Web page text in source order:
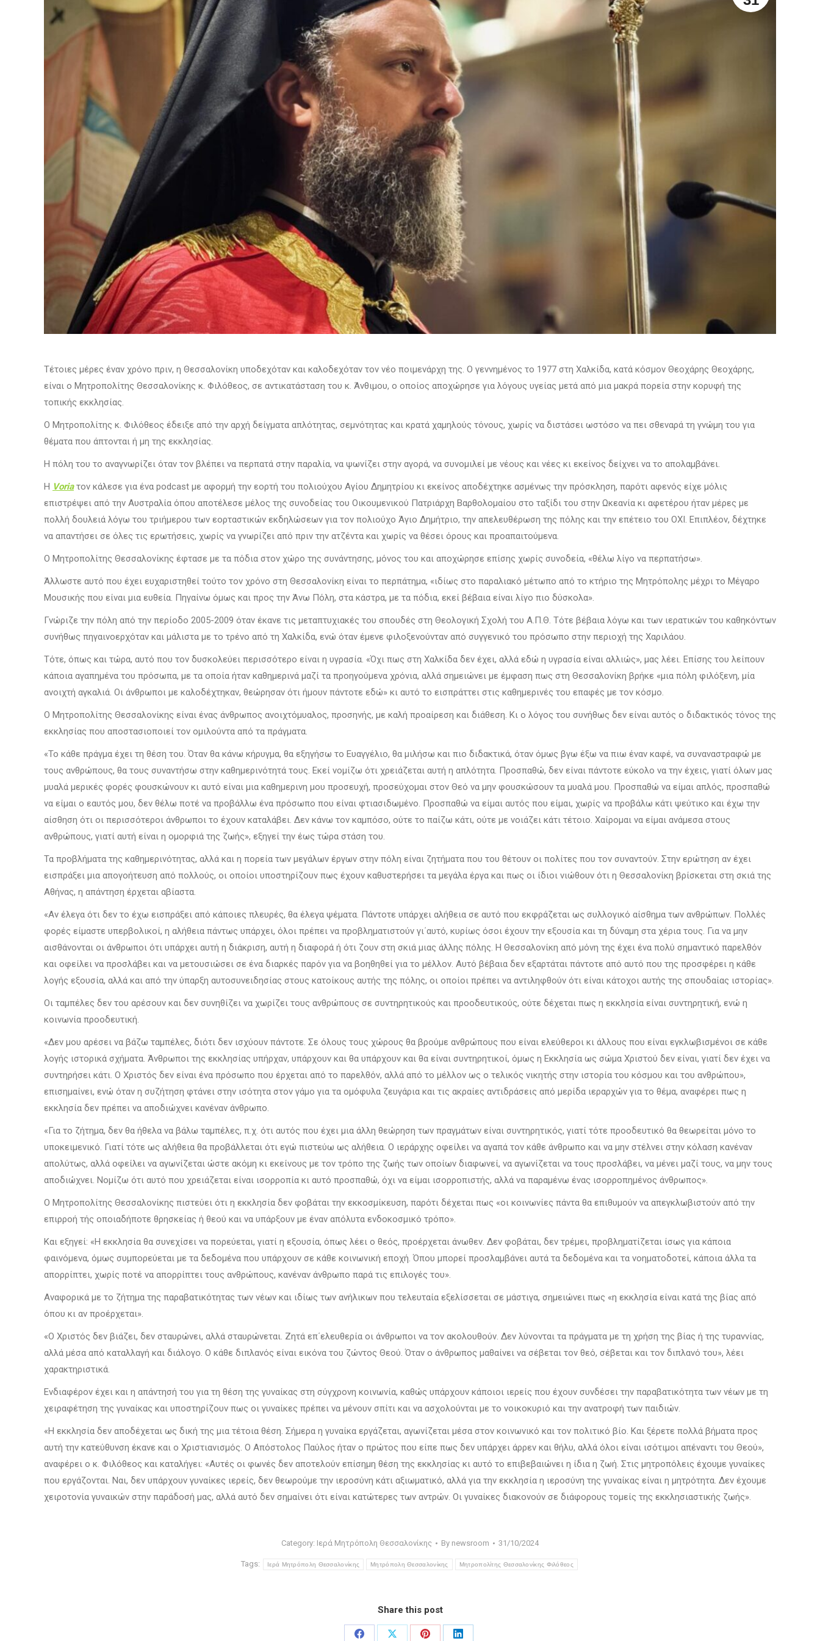
Τέτοιες μέρες έναν χρόνο πριν, η Θεσσαλονίκη υποδεχόταν και καλοδεχόταν τον νέο ποιμενάρχη της. Ο γεννημένος το 1977 στη Χαλκίδα, κατά κόσμον Θεοχάρης Θεοχάρης,
είναι ο Μητροπολίτης Θεσσαλονίκης κ. Φιλόθεος, σε αντικατάσταση του κ. Άνθιμου, ο οποίος αποχώρησε για λόγους υγείας μετά από μια μακρά πορεία στην κορυφή της
τοπικής εκκλησίας.
Ο Μητροπολίτης κ. Φιλόθεος έδειξε από την αρχή δείγματα απλότητας, σεμνότητας και κρατά χαμηλούς τόνους, χωρίς να διστάσει ωστόσο να πει σθεναρά τη γνώμη του για
θέματα που άπτονται ή μη της εκκλησίας.
Η πόλη του το αναγνωρίζει όταν τον βλέπει να περπατά στην παραλία, να ψωνίζει στην αγορά, να συνομιλεί με νέους και νέες κι εκείνος δείχνει να το απολαμβάνει.
Η Voriaτον κάλεσε για ένα podcast με αφορμή την εορτή του πολιούχου Αγίου Δημητρίου κι εκείνος αποδέχτηκε ασμένως την πρόσκληση, παρότι αφενός είχε μόλις
επιστρέψει από την Αυστραλία όπου αποτέλεσε μέλος της συνοδείας του Οικουμενικού Πατριάρχη Βαρθολομαίου στο ταξίδι του στην Ωκεανία κι αφετέρου ήταν μέρες με
πολλή δουλειά λόγω του τριήμερου των εορταστικών εκδηλώσεων για τον πολιούχο Άγιο Δημήτριο, την απελευθέρωση της πόλης και την επέτειο του ΟΧΙ. Επιπλέον, δέχτηκε
να απαντήσει σε όλες τις ερωτήσεις, χωρίς να γνωρίζει από πριν την ατζέντα και χωρίς να θέσει όρους και προαπαιτούμενα.
Ο Μητροπολίτης Θεσσαλονίκης έφτασε με τα πόδια στον χώρο της συνάντησης, μόνος του και αποχώρησε επίσης χωρίς συνοδεία, «θέλω λίγο να περπατήσω».
Άλλωστε αυτό που έχει ευχαριστηθεί τούτο τον χρόνο στη Θεσσαλονίκη είναι το περπάτημα, «ιδίως στο παραλιακό μέτωπο από το κτήριο της Μητρόπολης μέχρι το Μέγαρο
Μουσικής που είναι μια ευθεία. Πηγαίνω όμως και προς την Άνω Πόλη, στα κάστρα, με τα πόδια, εκεί βέβαια είναι λίγο πιο δύσκολα».
Γνώριζε την πόλη από την περίοδο 2005-2009 όταν έκανε τις μεταπτυχιακές του σπουδές στη Θεολογική Σχολή του Α.Π.Θ. Τότε βέβαια λόγω και των ιερατικών του καθηκόντων
συνήθως πηγαινοερχόταν και μάλιστα με το τρένο από τη Χαλκίδα, ενώ όταν έμενε φιλοξενούνταν από συγγενικό του πρόσωπο στην περιοχή της Χαριλάου.
Τότε, όπως και τώρα, αυτό που τον δυσκολεύει περισσότερο είναι η υγρασία. «Όχι πως στη Χαλκίδα δεν έχει, αλλά εδώ η υγρασία είναι αλλιώς», μας λέει. Επίσης του λείπουν
κάποια αγαπημένα του πρόσωπα, με τα οποία ήταν καθημερινά μαζί τα προηγούμενα χρόνια, αλλά σημειώνει με έμφαση πως στη Θεσσαλονίκη βρήκε «μια πόλη φιλόξενη, μία
ανοιχτή αγκαλιά. Οι άνθρωποι με καλοδέχτηκαν, θεώρησαν ότι ήμουν πάντοτε εδώ» κι αυτό το εισπράττει στις καθημερινές του επαφές με τον κόσμο.
Ο Μητροπολίτης Θεσσαλονίκης είναι ένας άνθρωπος ανοιχτόμυαλος, προσηνής, με καλή προαίρεση και διάθεση. Κι ο λόγος του συνήθως δεν είναι αυτός ο διδακτικός τόνος της
εκκλησίας που αποστασιοποιεί τον ομιλούντα από τα πράγματα.
«Το κάθε πράγμα έχει τη θέση του. Όταν θα κάνω κήρυγμα, θα εξηγήσω το Ευαγγέλιο, θα μιλήσω και πιο διδακτικά, όταν όμως βγω έξω να πιω έναν καφέ, να συναναστραφώ με
τους ανθρώπους, θα τους συναντήσω στην καθημερινότητά τους. Εκεί νομίζω ότι χρειάζεται αυτή η απλότητα. Προσπαθώ, δεν είναι πάντοτε εύκολο να την έχεις, γιατί όλων μας
μυαλά μερικές φορές φουσκώνουν κι αυτό είναι μια καθημερινη μου προσευχή, προσεύχομαι στον Θεό να μην φουσκώσουν τα μυαλά μου. Προσπαθώ να είμαι απλός, προσπαθώ
να είμαι ο εαυτός μου, δεν θέλω ποτέ να προβάλλω ένα πρόσωπο που είναι φτιασιδωμένο. Προσπαθώ να είμαι αυτός που είμαι, χωρίς να προβάλω κάτι ψεύτικο και έχω την
αίσθηση ότι οι περισσότεροι άνθρωποι το έχουν καταλάβει. Δεν κάνω τον καμπόσο, ούτε το παίζω κάτι, ούτε με νοιάζει κάτι τέτοιο. Χαίρομαι να είμαι ανάμεσα στους
ανθρώπους, γιατί αυτή είναι η ομορφιά της ζωής», εξηγεί την έως τώρα στάση του.
Τα προβλήματα της καθημερινότητας, αλλά και η πορεία των μεγάλων έργων στην πόλη είναι ζητήματα που του θέτουν οι πολίτες που τον συναντούν. Στην ερώτηση αν έχει
εισπράξει μια απογοήτευση από πολλούς, οι οποίοι υποστηρίζουν πως έχουν καθυστερήσει τα μεγάλα έργα και πως οι ίδιοι νιώθουν ότι η Θεσσαλονίκη βρίσκεται στη σκιά της
Αθήνας, η απάντηση έρχεται αβίαστα.
«Αν έλεγα ότι δεν το έχω εισπράξει από κάποιες πλευρές, θα έλεγα ψέματα. Πάντοτε υπάρχει αλήθεια σε αυτό που εκφράζεται ως συλλογικό αίσθημα των ανθρώπων. Πολλές
φορές είμαστε υπερβολικοί, η αλήθεια πάντως υπάρχει, όλοι πρέπει να προβληματιστούν γι΄αυτό, κυρίως όσοι έχουν την εξουσία και τη δύναμη στα χέρια τους. Για να μην
αισθάνονται οι άνθρωποι ότι υπάρχει αυτή η διάκριση, αυτή η διαφορά ή ότι ζουν στη σκιά μιας άλλης πόλης. Η Θεσσαλονίκη από μόνη της έχει ένα πολύ σημαντικό παρελθόν
και οφείλει να προσλάβει και να μετουσιώσει σε ένα διαρκές παρόν για να βοηθηθεί για το μέλλον. Αυτό βέβαια δεν εξαρτάται πάντοτε από αυτό που της προσφέρει η κάθε
λογής εξουσία, αλλά και από την ύπαρξη αυτοσυνειδησίας στους κατοίκους αυτής της πόλης, οι οποίοι πρέπει να αντιληφθούν ότι είναι κάτοχοι αυτής της σπουδαίας ιστορίας».
Οι ταμπέλες δεν του αρέσουν και δεν συνηθίζει να χωρίζει τους ανθρώπους σε συντηρητικούς και προοδευτικούς, ούτε δέχεται πως η εκκλησία είναι συντηρητική, ενώ η
κοινωνία προοδευτική.
«Δεν μου αρέσει να βάζω ταμπέλες, διότι δεν ισχύουν πάντοτε. Σε όλους τους χώρους θα βρούμε ανθρώπους που είναι ελεύθεροι κι άλλους που είναι εγκλωβισμένοι σε κάθε
λογής ιστορικά σχήματα. Άνθρωποι της εκκλησίας υπήρχαν, υπάρχουν και θα υπάρχουν και θα είναι συντηρητικοί, όμως η Εκκλησία ως σώμα Χριστού δεν είναι, γιατί δεν έχει να
συντηρήσει κάτι. Ο Χριστός δεν είναι ένα πρόσωπο που έρχεται από το παρελθόν, αλλά από το μέλλον ως ο τελικός νικητής στην ιστορία του κόσμου και του ανθρώπου»,
επισημαίνει, ενώ όταν η συζήτηση φτάνει στην ισότητα στον γάμο για τα ομόφυλα ζευγάρια και τις ακραίες αντιδράσεις από μερίδα ιεραρχών για το θέμα, αναφέρει πως η
εκκλησία δεν πρέπει να αποδιώχνει κανέναν άνθρωπο.
«Για το ζήτημα, δεν θα ήθελα να βάλω ταμπέλες, π.χ. ότι αυτός που έχει μια άλλη θεώρηση των πραγμάτων είναι συντηρητικός, γιατί τότε προοδευτικό θα θεωρείται μόνο το
υποκειμενικό. Γιατί τότε ως αλήθεια θα προβάλλεται ότι εγώ πιστεύω ως αλήθεια. Ο ιεράρχης οφείλει να αγαπά τον κάθε άνθρωπο και να μην στέλνει στην κόλαση κανέναν
απολύτως, αλλά οφείλει να αγωνίζεται ώστε ακόμη κι εκείνους με τον τρόπο της ζωής των οποίων διαφωνεί, να αγωνίζεται να τους προσλάβει, να μένει μαζί τους, να μην τους
αποδιώχνει. Νομίζω ότι αυτό που χρειάζεται είναι ισορροπία κι αυτό προσπαθώ, όχι να είμαι ισορροπιστής, αλλά να παραμένω ένας ισορροπημένος άνθρωπος».
Ο Μητροπολίτης Θεσσαλονίκης πιστεύει ότι η εκκλησία δεν φοβάται την εκκοσμίκευση, παρότι δέχεται πως «οι κοινωνίες πάντα θα επιθυμούν να απεγκλωβιστούν από την
επιρροή τής οποιαδήποτε θρησκείας ή θεού και να υπάρξουν με έναν απόλυτα ενδοκοσμικό τρόπο».
Και εξηγεί: «Η εκκλησία θα συνεχίσει να πορεύεται, γιατί η εξουσία, όπως λέει ο θεός, προέρχεται άνωθεν. Δεν φοβάται, δεν τρέμει, προβληματίζεται ίσως για κάποια
φαινόμενα, όμως συμπορεύεται με τα δεδομένα που υπάρχουν σε κάθε κοινωνική εποχή. Όπου μπορεί προσλαμβάνει αυτά τα δεδομένα και τα νοηματοδοτεί, κάποια άλλα τα
απορρίπτει, χωρίς ποτέ να απορρίπτει τους ανθρώπους, κανέναν άνθρωπο παρά τις επιλογές του».
Αναφορικά με το ζήτημα της παραβατικότητας των νέων και ιδίως των ανήλικων που τελευταία εξελίσσεται σε μάστιγα, σημειώνει πως «η εκκλησία είναι κατά της βίας από
όπου κι αν προέρχεται».
«Ο Χριστός δεν βιάζει, δεν σταυρώνει, αλλά σταυρώνεται. Ζητά επ΄ελευθερία οι άνθρωποι να τον ακολουθούν. Δεν λύνονται τα πράγματα με τη χρήση της βίας ή της τυραννίας,
αλλά μέσα από καταλλαγή και διάλογο. Ο κάθε διπλανός είναι εικόνα του ζώντος Θεού. Όταν ο άνθρωπος μαθαίνει να σέβεται τον θεό, σέβεται και τον διπλανό του», λέει
χαρακτηριστικά.
Ενδιαφέρον έχει και η απάντησή του για τη θέση της γυναίκας στη σύγχρονη κοινωνία, καθώς υπάρχουν κάποιοι ιερείς που έχουν συνδέσει την παραβατικότητα των νέων με τη
χειραφέτηση της γυναίκας και υποστηρίζουν πως οι γυναίκες πρέπει να μένουν σπίτι και να ασχολούνται με το νοικοκυριό και την ανατροφή των παιδιών.
«Η εκκλησία δεν αποδέχεται ως δική της μια τέτοια θέση. Σήμερα η γυναίκα εργάζεται, αγωνίζεται μέσα στον κοινωνικό και τον πολιτικό βίο. Και ξέρετε πολλά βήματα προς
αυτή την κατεύθυνση έκανε και ο Χριστιανισμός. Ο Απόστολος Παύλος ήταν ο πρώτος που είπε πως δεν υπάρχει άρρεν και θήλυ, αλλά όλοι είναι ισότιμοι απέναντι του Θεού»,
αναφέρει ο κ. Φιλόθεος και καταλήγει: «Αυτές οι φωνές δεν αποτελούν επίσημη θέση της εκκλησίας κι αυτό το επιβεβαιώνει η ίδια η ζωή. Στις μητροπόλεις έχουμε γυναίκες
που εργάζονται. Ναι, δεν υπάρχουν γυναίκες ιερείς, δεν θεωρούμε την ιεροσύνη κάτι αξιωματικό, αλλά για την εκκλησία η ιεροσύνη της γυναίκας είναι η μητρότητα. Δεν έχουμε
χειροτονία γυναικών στην παράδοσή μας, αλλά αυτό δεν σημαίνει ότι είναι κατώτερες των αντρών. Οι γυναίκες διακονούν σε διάφορους τομείς της εκκλησιαστικής ζωής».
Category: Ιερά Μητρόπολη Θεσσαλονίκης By newsroom 31/10/2024
Tags: Ιερά Μητρόπολη Θεσσαλονίκης Μητρόπολη Θεσσαλονίκης Μητροπολίτης Θεσσαλονίκης Φιλόθεος
Share this post